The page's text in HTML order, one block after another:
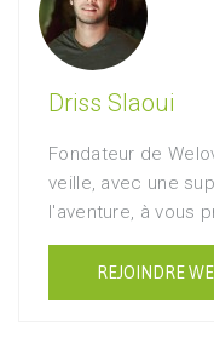
Driss Slaoui
Fondateur de
veille, avec une
l'aventure, à vous
REJOINDRE